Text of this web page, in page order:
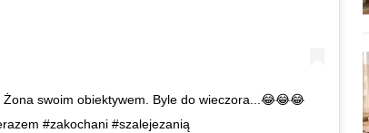
Żona swoim obiektywem. Byle do wieczora...😂😂😂
#zakochani #szalejezanią